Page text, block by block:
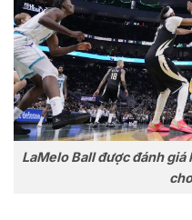
LaMelo Ball được đánh